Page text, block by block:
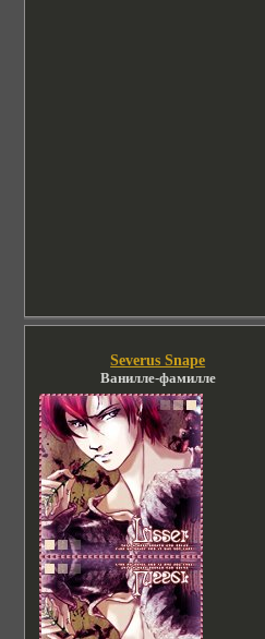
Severus Snape
Ванилле-фамилле